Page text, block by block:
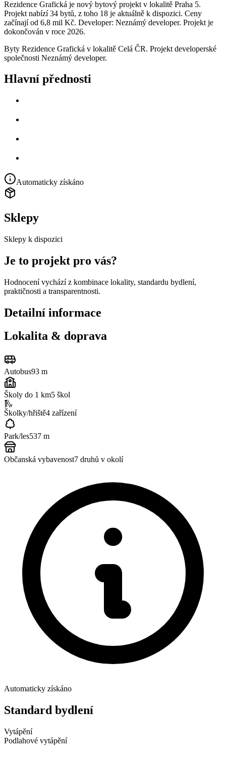
Rezidence Grafická je nový bytový projekt v lokalitě Praha 5.
Projekt nabízí 34 bytů, z toho 18 je aktuálně k dispozici. Ceny
začínají od 6,8 mil Kč. Developer: Neznámý developer. Projekt je
dokončován v roce 2026.
Byty Rezidence Grafická v lokalitě Celá ČR. Projekt developerské
společnosti Neznámý developer.
Hlavní přednosti
Automaticky získáno
Sklepy
Sklepy k dispozici
Je to projekt pro vás?
Hodnocení vychází z kombinace lokality, standardu bydlení,
praktičnosti a transparentnosti.
Detailní informace
Lokalita & doprava
Autobus93 m
Školy do 1 km5 škol
🛝
Školky/hřiště4 zařízení
Park/les537 m
Občanská vybavenost7 druhů v okolí
Automaticky získáno
Standard bydlení
Vytápění
Podlahové vytápění